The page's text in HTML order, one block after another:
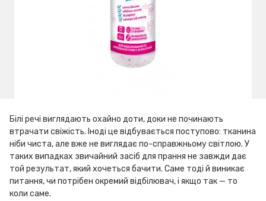
Білі речі виглядають охайно доти, доки не починають
втрачати свіжість. Іноді це відбувається поступово: тканина
ніби чиста, але вже не виглядає по-справжньому світлою. У
таких випадках звичайний засіб для прання не завжди дає
той результат, який хочеться бачити. Саме тоді й виникає
питання, чи потрібен окремий відбілювач, і якщо так — то
коли саме.